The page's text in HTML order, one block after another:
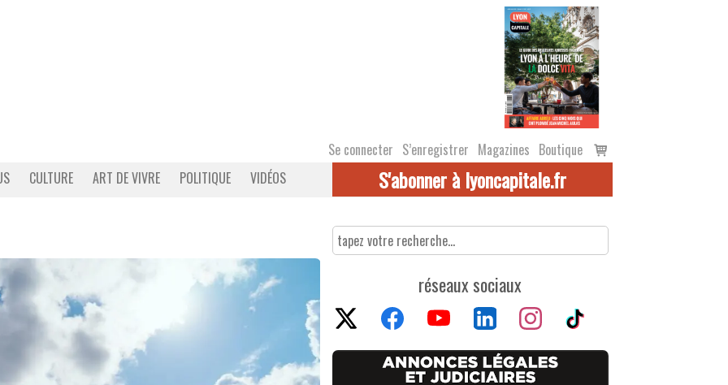
Se connecter S’enregistrer Magazines Boutique
Voir
le
CULTURE ART DE VIVRE POLITIQUE VIDÉOS S'abonner à lyoncapitale.fr
réseaux sociaux